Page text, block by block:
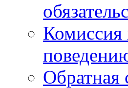
Комиссия
Обратная